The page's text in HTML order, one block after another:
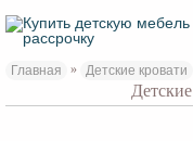
Главная » Детские кровати